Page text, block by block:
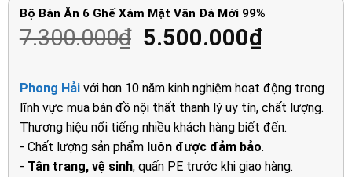
Bộ Bàn Ăn 6 Ghế Xám Mặt Vân Đá Mới 99%
7.300.000₫ Giá
là:
7.300.000₫.
5.500.000₫Giá
tại
là:
Phong Hảivới hơn 10 năm kinh nghiệm hoạt động trong
lĩnh vực mua bán đồ nội thất thanh lý uy tín, chất lượng.
Thương hiệu nổi tiếng nhiều khách hàng biết đến.
- Chất lượng sản phẩm luôn được đảm bảo.
- Tân trang, vệ sinh, quấn PE trước khi giao hàng.